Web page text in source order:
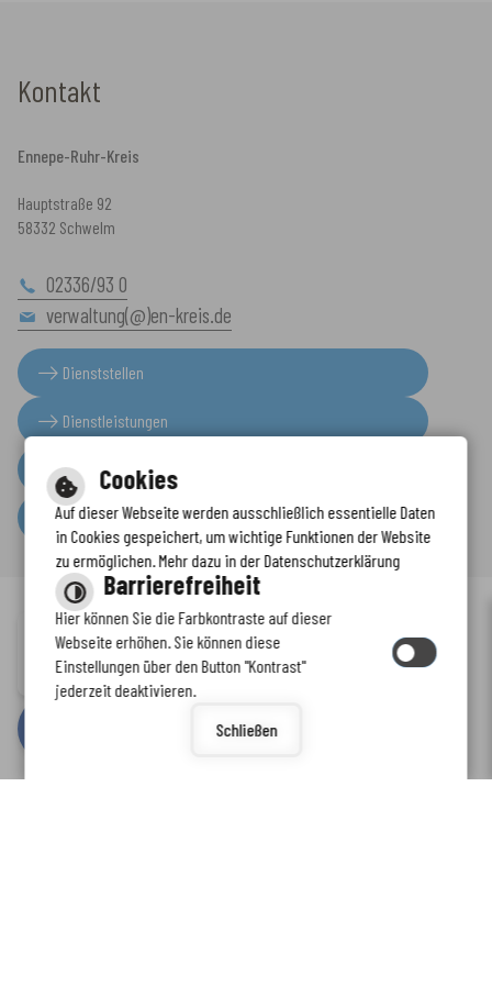
Kontakt
Ennepe-Ruhr-Kreis
Hauptstraße 92
58332 Schwelm
02336/93 0
verwaltung(@)en-kreis.de
Dienststellen
Dienstleistungen
Presseinformationen
Serviceportal
Inhalt-Impressum-Datenschutzerklärung Kontaktformular -
Barrierefreiheit
bycm citymedia GmbH
Immer auf dem neuesten Stand
www.enkreis.de möchte Ihnen Benachrichtigungen senden
Cookies
Auf dieser Webseite werden ausschließlich essentielle Daten
in Cookies gespeichert, um wichtige Funktionen der Website
zu ermöglichen. Mehr dazu in der Datenschutzerklärung
Barrierefreiheit
Hier können Sie die Farbkontraste auf dieser
Webseite erhöhen. Sie können diese
Einstellungen über den Button "Kontrast"
jederzeit deaktivieren.
Schließen